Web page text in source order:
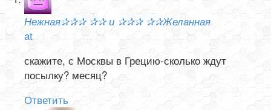
Нежная✰✰✰ ✰✰ и ✰✰✰ ✰✰Желанная
at
скажите, с Москвы в Грецию-сколько ждут
посылку? месяц?
Ответить